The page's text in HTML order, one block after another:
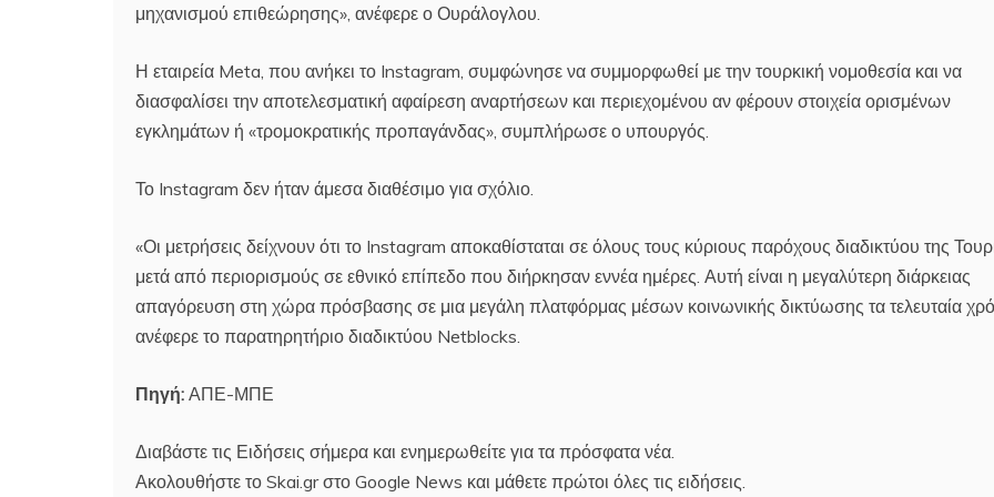
μηχανισμού επιθεώρησης», ανέφερε ο Ουράλογλου.
Η εταιρεία Meta, που ανήκει το Instagram, συμφώνησε να συμμορφωθεί με την τουρκική νομοθεσία και να
διασφαλίσει την αποτελεσματική αφαίρεση αναρτήσεων και περιεχομένου αν φέρουν στοιχεία ορισμένων
εγκλημάτων ή «τρομοκρατικής προπαγάνδας», συμπλήρωσε ο υπουργός.
Το Instagram δεν ήταν άμεσα διαθέσιμο για σχόλιο.
«Οι μετρήσεις δείχνουν ότι το Instagram αποκαθίσταται σε όλους τους κύριους παρόχους διαδικτύου της
μετά από περιορισμούς σε εθνικό επίπεδο που διήρκησαν εννέα ημέρες. Αυτή είναι η μεγαλύτερη διάρκειας
απαγόρευση στη χώρα πρόσβασης σε μια μεγάλη πλατφόρμας μέσων κοινωνικής δικτύωσης τα τελευταία
ανέφερε το παρατηρητήριο διαδικτύου Netblocks.
Πηγή: ΑΠΕ-ΜΠΕ
Διαβάστε τις Ειδήσεις σήμερα και ενημερωθείτε για τα πρόσφατα νέα.
Ακολουθήστε το Skai.gr στο Google News και μάθετε πρώτοι όλες τις ειδήσεις.